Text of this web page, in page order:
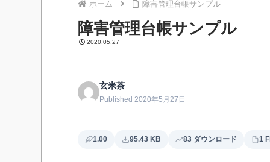
ホーム 障害管理台帳サンプル
障害管理台帳サンプル
2020.05.27
玄米茶
Published 2020年5月27日
1.00 95.43 KB 83 ダウンロード 1